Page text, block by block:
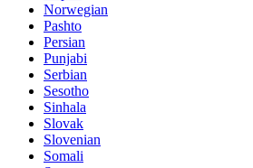
Norwegian
Pashto
Persian
Punjabi
Serbian
Sesotho
Sinhala
Slovak
Slovenian
Somali